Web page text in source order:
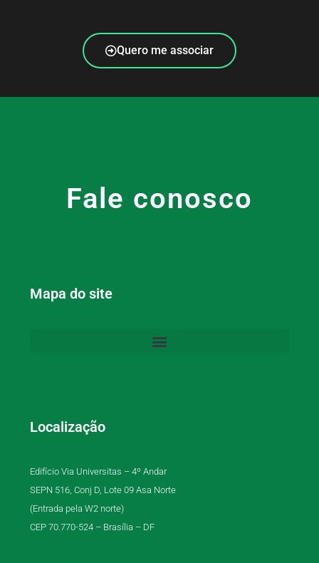
Quero me associar
Fale conosco
Mapa do site
Localização
Edifício Via Universitas – 4º Andar
SEPN 516, Conj D, Lote 09 Asa Norte
(Entrada pela W2 norte)
CEP 70.770-524 – Brasília – DF